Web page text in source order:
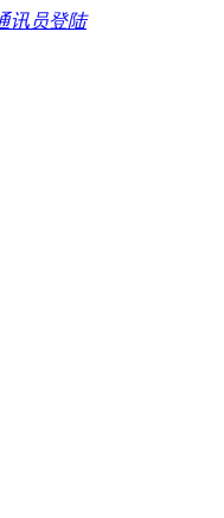
讯员登陆